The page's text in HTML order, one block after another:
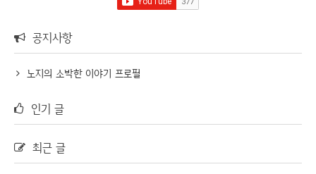
공지사항
노지의 소박한 이야기 프로필
인기 글
최근 글